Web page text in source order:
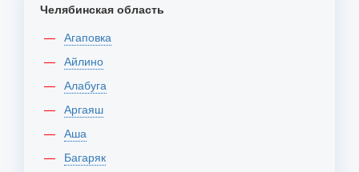
Челябинская область
Агаповка
Айлино
Алабуга
Аргаяш
Аша
Багаряк